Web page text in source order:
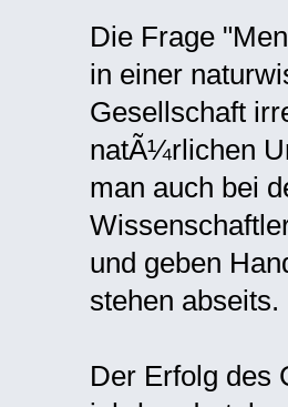
Die Frage
in einer
Gesellschaft
natÃ¼rlichen
man auch bei
und geben
stehen abseits.
Der Erfolg des